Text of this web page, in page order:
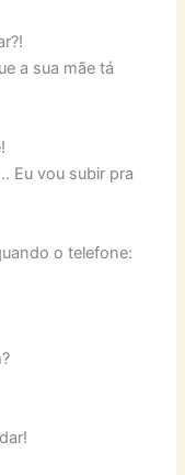
a sua mãe tá
Eu vou subir pra
o telefone: